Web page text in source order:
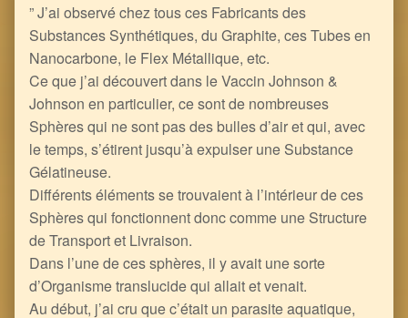
” J’ai observé chez tous ces Fabricants des
Substances Synthétiques, du Graphite, ces Tubes en
Nanocarbone, le Flex Métallique, etc.
Ce que j’ai découvert dans le Vaccin Johnson &
Johnson en particulier, ce sont de nombreuses
Sphères qui ne sont pas des bulles d’air et qui, avec
le temps, s’étirent jusqu’à expulser une Substance
Gélatineuse.
Différents éléments se trouvaient à l’intérieur de ces
Sphères qui fonctionnent donc comme une Structure
de Transport et Livraison.
Dans l’une de ces sphères, il y avait une sorte
d’Organisme translucide qui allait et venait.
Au début, j’ai cru que c’était un parasite aquatique,